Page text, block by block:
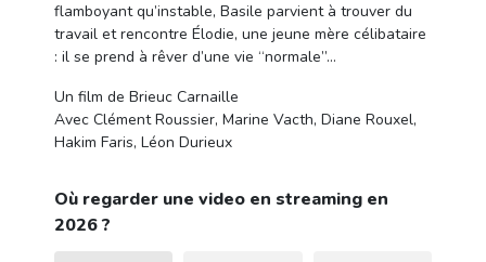
flamboyant qu’instable, Basile parvient à trouver du
travail et rencontre Élodie, une jeune mère célibataire
: il se prend à rêver d’une vie “normale”…
Un film de Brieuc Carnaille
Avec Clément Roussier, Marine Vacth, Diane Rouxel,
Hakim Faris, Léon Durieux
Où regarder une video en streaming en
2026 ?